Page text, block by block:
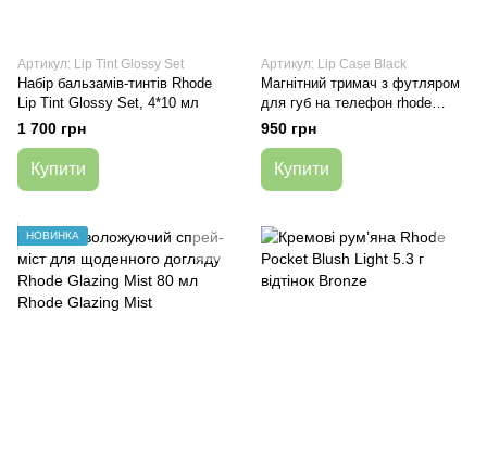
Артикул: Lip Tint Glossy Set
Набір бальзамів-тинтів Rhode
Lip Tint Glossy Set, 4*10 мл
1 700 грн
Купити
Артикул: Lip Case Black
Магнітний тримач з футляром
для губ на телефон rhode
Snap-On Lip Case Black
950 грн
Купити
НОВИНКА